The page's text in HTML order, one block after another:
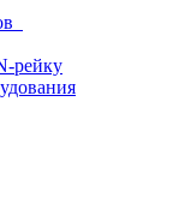
рейку